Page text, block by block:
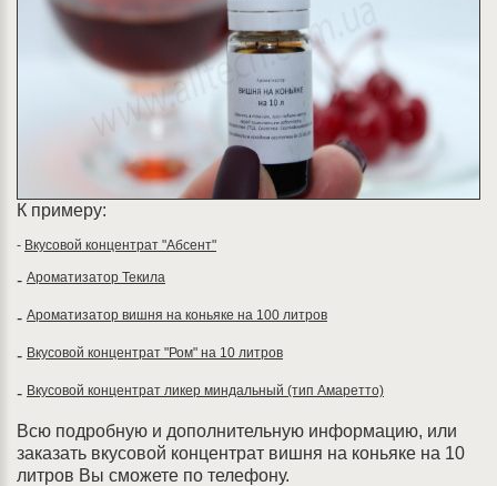
К примеру:
- Вкусовой концентрат "Абсент"
- Ароматизатор Текила
- Ароматизатор вишня на коньяке на 100 литров
- Вкусовой концентрат "Ром" на 10 литров
- Вкусовой концентрат ликер миндальный (тип Амаретто)
Всю подробную и дополнительную информацию, или
заказать вкусовой концентрат вишня на коньяке на 10
литров Вы сможете по телефону.